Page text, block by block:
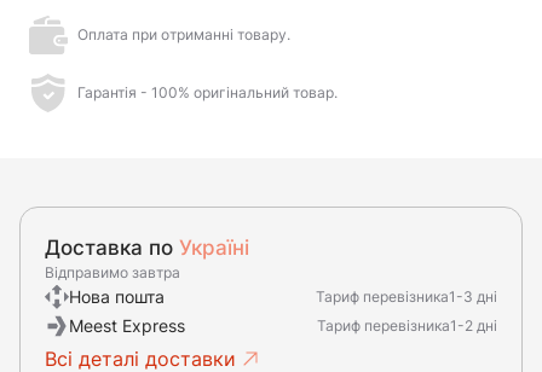
Оплата при отриманні товару.
Гарантія - 100% оригінальний товар.
Доставка по Україні
Відправимо завтра
Нова пошта Тариф перевізника1-3 дні
Meest Express Тариф перевізника1-2 дні
Всі деталі доставки